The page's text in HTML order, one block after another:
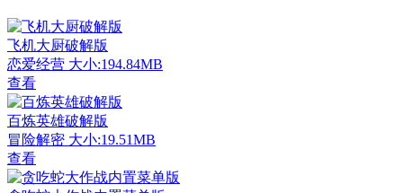
飞机大厨破解版
恋爱经营 大小:194.84MB
查看
百炼英雄破解版
冒险解密 大小:19.51MB
查看